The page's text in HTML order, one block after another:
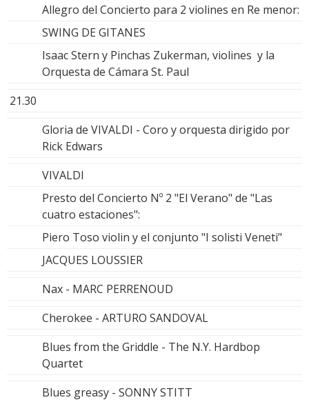
Allegro del Concierto para 2 violines en Re menor:
SWING DE GITANES
Isaac Stern y Pinchas Zukerman, violines y la
Orquesta de Cámara St. Paul
21.30
Gloria de VIVALDI - Coro y orquesta dirigido por
Rick Edwars
VIVALDI
Presto del Concierto Nº 2 "El Verano" de "Las
cuatro estaciones":
Piero Toso violin y el conjunto "I solisti Veneti"
JACQUES LOUSSIER
Nax - MARC PERRENOUD
Cherokee - ARTURO SANDOVAL
Blues from the Griddle - The N.Y. Hardbop
Quartet
Blues greasy - SONNY STITT